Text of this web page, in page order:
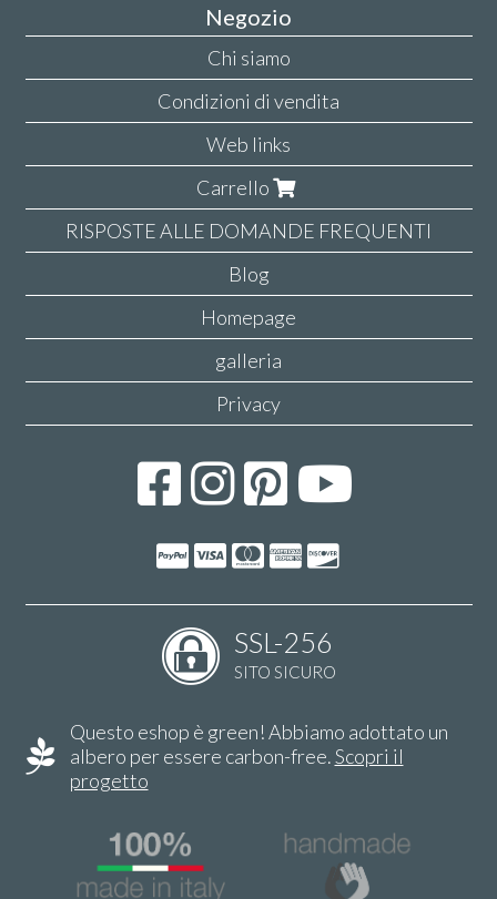
Negozio
Chi siamo
Condizioni di vendita
Web links
Carrello
RISPOSTE ALLE DOMANDE FREQUENTI
Blog
Homepage
galleria
Privacy
SSL-256
SITO SICURO
Questo eshop è green! Abbiamo adottato un
albero per essere carbon-free.Scopri il
progetto